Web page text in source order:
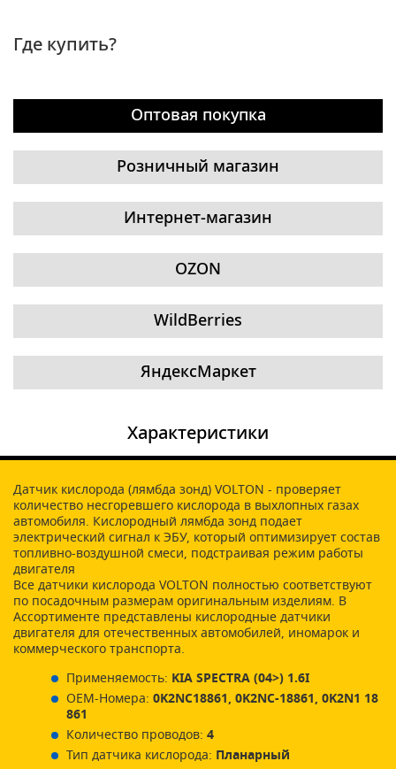
Где купить?
Оптовая покупка
Розничный магазин
Интернет-магазин
OZON
WildBerries
ЯндексМаркет
Характеристики
Датчик кислорода (лямбда зонд) VOLTON - проверяет
количество несгоревшего кислорода в выхлопных газах
автомобиля. Кислородный лямбда зонд подает
электрический сигнал к ЭБУ, который оптимизирует состав
топливно-воздушной смеси, подстраивая режим работы
двигателя
Все датчики кислорода VOLTON полностью соответствуют
по посадочным размерам оригинальным изделиям. В
Ассортименте представлены кислородные датчики
двигателя для отечественных автомобилей, иномарок и
коммерческого транспорта.
Применяемость: KIA SPECTRA (04>) 1.6I
ОЕМ-Номера: 0K2NC18861, 0K2NC-18861, 0K2N1 18
861
Количество проводов: 4
Тип датчика кислорода: Планарный